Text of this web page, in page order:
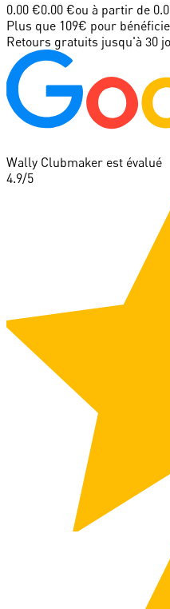
0.00 €0.00 €ou à partir de
Plus que 109€ pour
Retours gratuits jusqu'à 30
Wally Clubmaker est évalué
4.9/5